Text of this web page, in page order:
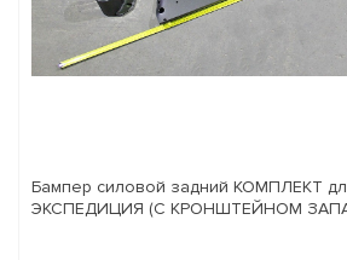
Бампер силовой задний КОМПЛЕКТ
ЭКСПЕДИЦИЯ (С КРОНШТЕЙНОМ